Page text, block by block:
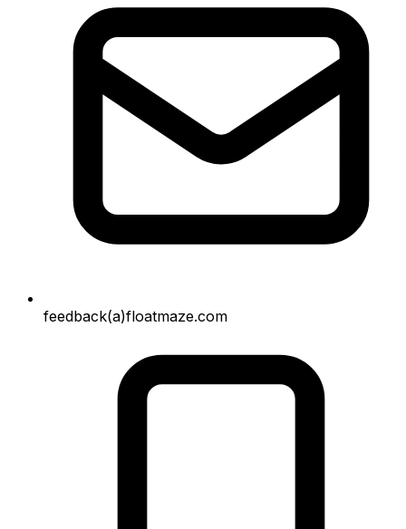
feedback(a)floatmaze.com